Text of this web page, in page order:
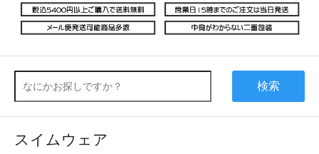
検索
スイムウェア